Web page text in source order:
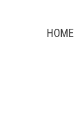
HOME